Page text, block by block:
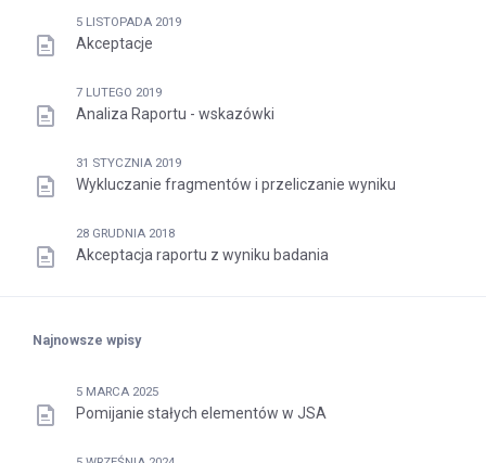
5 LISTOPADA 2019
Akceptacje
7 LUTEGO 2019
Analiza Raportu - wskazówki
31 STYCZNIA 2019
Wykluczanie fragmentów i przeliczanie wyniku
28 GRUDNIA 2018
Akceptacja raportu z wyniku badania
Najnowsze wpisy
5 MARCA 2025
Pomijanie stałych elementów w JSA